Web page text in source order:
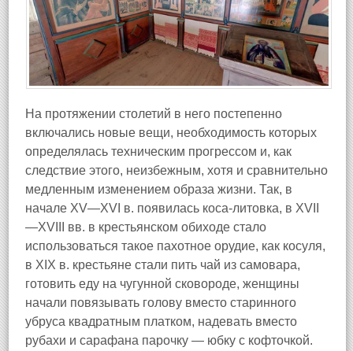
На протяжении столетий в него постепенно
включались новые вещи, необходимость которых
определялась техническим прогрессом и, как
следствие этого, неизбежным, хотя и сравнительно
медленным изменением образа жизни. Так, в
начале XV—XVI в. появилась коса-литовка, в XVII
—XVIII вв. в крестьянском обиходе стало
использоваться такое пахотное орудие, как косуля,
в XIX в. крестьяне стали пить чай из самовара,
готовить еду на чугунной сковороде, женщины
начали повязывать голову вместо старинного
убруса квадратным платком, надевать вместо
рубахи и сарафана парочку — юбку с кофточкой.